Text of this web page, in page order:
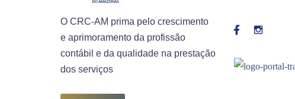
O CRC-AM prima pelo crescimento
e aprimoramento da profissão
contábil e da qualidade na prestação
dos serviços